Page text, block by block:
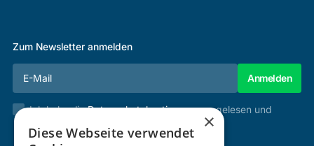
Zum Newsletter anmelden
Ich habe dieDatenschutzbestimmungengelesen und
×
Diese Webseite verwendet